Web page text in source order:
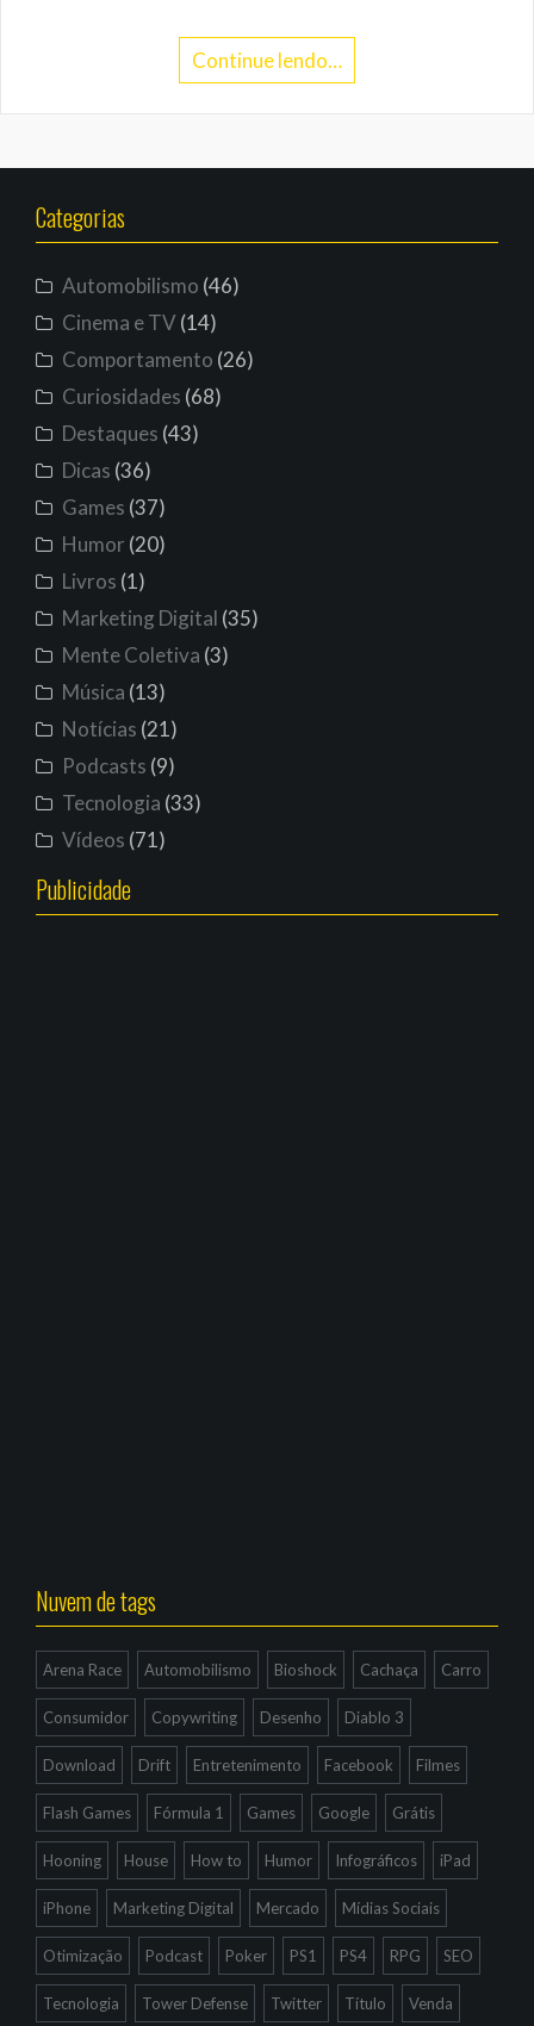
Continue lendo…
Categorias
Automobilismo (46)
Cinema e TV(14)
Comportamento (26)
Curiosidades (68)
Destaques (43)
Dicas (36)
Games (37)
Humor (20)
Livros (1)
Marketing Digital (35)
Mente Coletiva (3)
Música (13)
Notícias (21)
Podcasts (9)
Tecnologia (33)
Vídeos (71)
Publicidade
Nuvem de tags
Arena Race Automobilismo Bioshock Cachaça Carro
Consumidor Copywriting Desenho Diablo 3
Download Drift Entretenimento Facebook Filmes
Flash Games Fórmula 1 Games Google Grátis
Hooning House How to Humor Infográficos iPad
iPhone Marketing Digital Mercado Mídias Sociais
Otimização Podcast Poker PS1 PS4 RPG SEO
Tecnologia Tower Defense Twitter Título Venda